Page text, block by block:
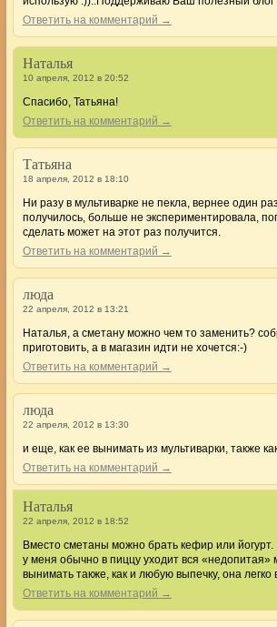
Ответить на комментарий →
Наталья
10 апреля, 2012 в 20:52
Спасибо, Татьяна!
Ответить на комментарий →
Татьяна
18 апреля, 2012 в 18:10
Ни разу в мультиварке не пекла, вернее один
получилось, больше не экспериментировала,
сделать может на этот раз получится.
Ответить на комментарий →
люда
22 апреля, 2012 в 13:21
Наталья, а сметану можно чем то заменить?
приготовить, а в магазин идти не хочется:-)
Ответить на комментарий →
люда
22 апреля, 2012 в 13:30
и еще, как ее вынимать из мультиварки, также
Ответить на комментарий →
Наталья
22 апреля, 2012 в 18:52
Вместо сметаны можно брать кефир или йогурт.
у меня обычно в пиццу уходит вся «недопитая»
вынимать также, как и любую выпечку, она легко
Ответить на комментарий →